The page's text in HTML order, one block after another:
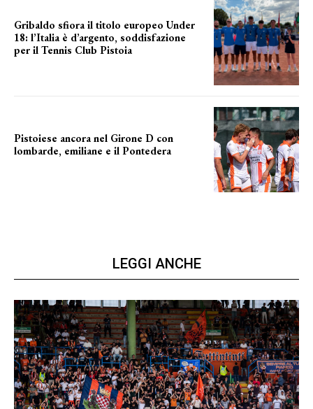
Gribaldo sfiora il titolo europeo Under
18: l’Italia è d’argento, soddisfazione
per il Tennis Club Pistoia
Pistoiese ancora nel Girone D con
lombarde, emiliane e il Pontedera
LEGGI ANCHE